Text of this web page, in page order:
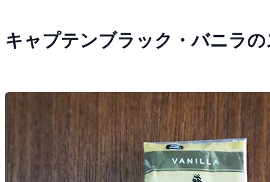
キャプテンブラック・バニラ